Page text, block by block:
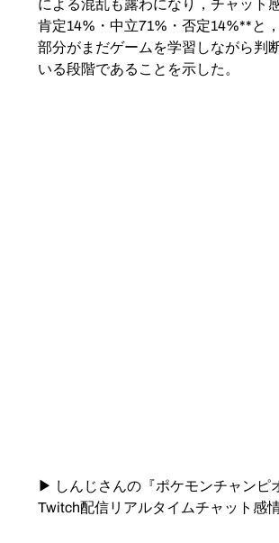
による混乱も露わになり，チャット
肯定14%・中立71%・否定14%**と
部分がまだゲームを学習しながら判
いる段階であることを示した。
▶ しんじさんの『ポケモンチャンピ
Twitch配信リアルタイムチャット感情